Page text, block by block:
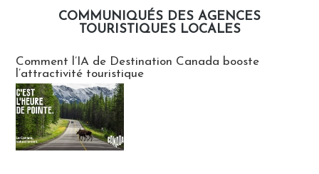
COMMUNIQUÉS DES AGENCES
TOURISTIQUES LOCALES
Comment l’IA de Destination Canada booste
l’attractivité touristique